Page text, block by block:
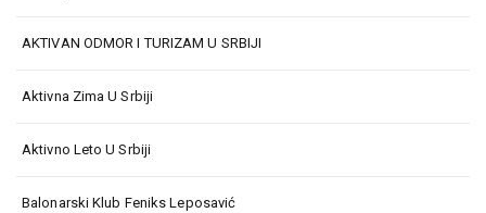
AKTIVAN ODMOR I TURIZAM U SRBIJI
Aktivna Zima U Srbiji
Aktivno Leto U Srbiji
Balonarski Klub Feniks Leposavić